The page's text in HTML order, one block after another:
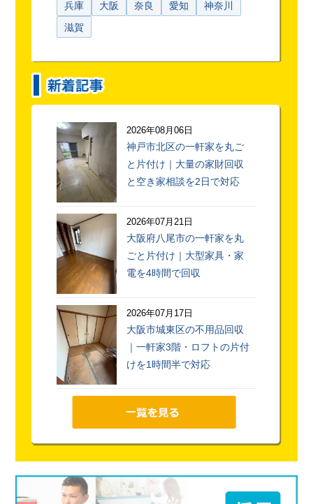
兵庫 大阪 奈良 愛知
神奈川
滋賀
2026年08月06日
神戸市北区の一軒家を丸ご
と片付け｜大量の家財回収
と空き家相談を2日で対応
2026年07月21日
大阪府八尾市の一軒家を丸
ごと片付け｜大型家具・家
電を4時間で回収
2026年07月17日
大阪市城東区の不用品回収
｜一軒家3階・ロフトの片付
けを1時間半で対応